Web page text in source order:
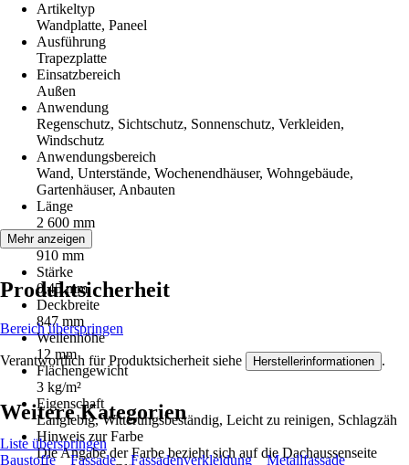
Artikeltyp
Wandplatte, Paneel
Ausführung
Trapezplatte
Einsatzbereich
Außen
Anwendung
Regenschutz, Sichtschutz, Sonnenschutz, Verkleiden,
Windschutz
Anwendungsbereich
Wand, Unterstände, Wochenendhäuser, Wohngebäude,
Gartenhäuser, Anbauten
Länge
2 600 mm
Breite
910 mm
Stärke
0,45 mm
Deckbreite
847 mm
Wellenhöhe
12 mm
Flächengewicht
3 kg/m²
Eigenschaft
Langlebig, Witterungsbeständig, Leicht zu reinigen, Schlagzäh
Hinweis zur Farbe
Die Angabe der Farbe bezieht sich auf die Dachaussenseite
Mehr anzeigen
Produktsicherheit
Bereich überspringen
Verantwortlich für Produktsicherheit siehe Herstellerinformationen .
Weitere Kategorien
Liste überspringen
Baustoffe
Fassade Fassadenverkleidung
Metallfassade